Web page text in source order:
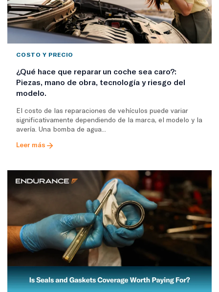
COSTO Y PRECIO
¿Qué hace que reparar un coche sea caro?:
Piezas, mano de obra, tecnología y riesgo del
modelo.
El costo de las reparaciones de vehículos puede variar
significativamente dependiendo de la marca, el modelo y la
avería. Una bomba de agua...
Leer más